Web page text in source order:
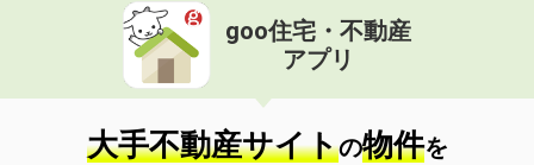
goo住宅・不動産
アプリ
大手不動産サイトの物件を